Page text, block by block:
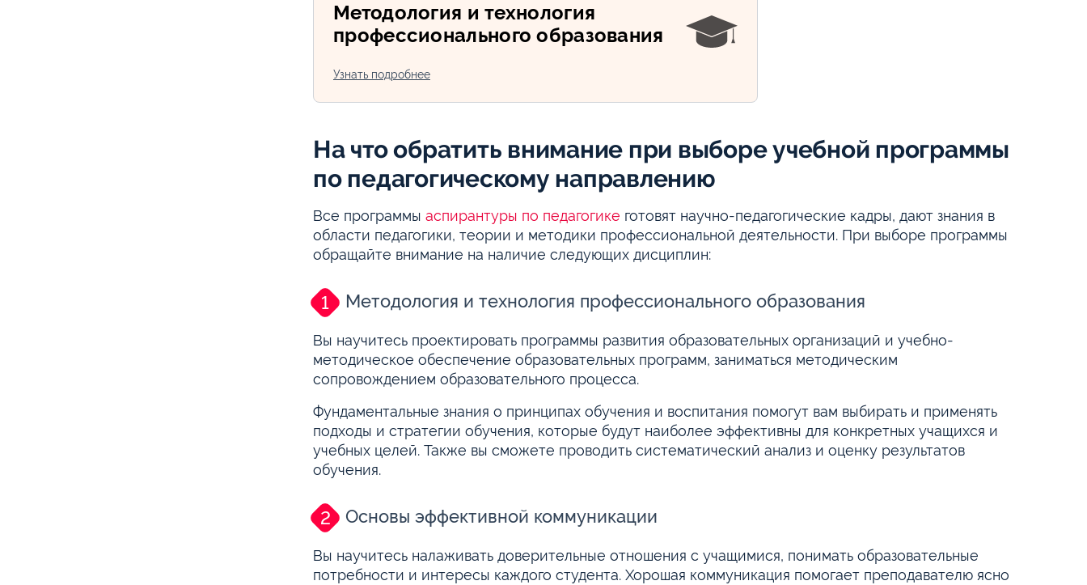
Методология и технология
профессионального образования
Узнать подробнее
На что обратить внимание при выборе учебной программы
по педагогическому направлению
Все программы аспирантуры по педагогике готовят научно-педагогические кадры, дают знания в
области педагогики, теории и методики профессиональной деятельности. При выборе программы
обращайте внимание на наличие следующих дисциплин:
Методология и технология профессионального образования
Вы научитесь проектировать программы развития образовательных организаций и учебно-
методическое обеспечение образовательных программ, заниматься методическим
сопровождением образовательного процесса.
Фундаментальные знания о принципах обучения и воспитания помогут вам выбирать и применять
подходы и стратегии обучения, которые будут наиболее эффективны для конкретных учащихся и
учебных целей. Также вы сможете проводить систематический анализ и оценку результатов
обучения.
Основы эффективной коммуникации
Вы научитесь налаживать доверительные отношения с учащимися, понимать образовательные
потребности и интересы каждого студента. Хорошая коммуникация помогает преподавателю ясно